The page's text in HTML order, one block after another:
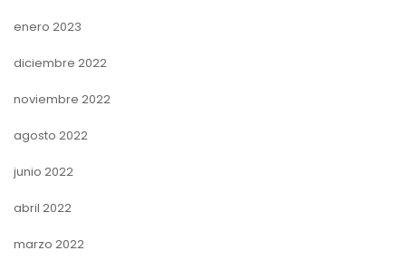
enero 2023
diciembre 2022
noviembre 2022
agosto 2022
junio 2022
abril 2022
marzo 2022